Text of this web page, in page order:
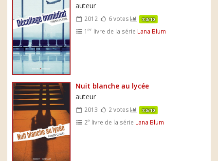
auteur
2012 6 votes 7.3/10
1er livre de la série Lana Blum
Nuit blanche au lycée
auteur
2013 2 votes 7.5/10
2e livre de la série Lana Blum